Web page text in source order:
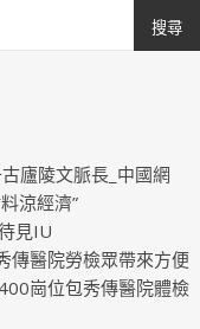
搜尋
廬陵文脈長_中國網
涼經濟”
見IU
傳醫院勞檢眾帶來方便
崗位包秀傳醫院體檢